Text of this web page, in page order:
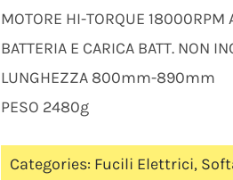
MOTORE HI-TORQUE 18000RPM
BATTERIA E CARICA BATT. NON
LUNGHEZZA 800mm-890mm
PESO 2480g
Categories: Fucili Elettrici,